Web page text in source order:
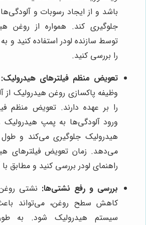
باشد و از ایجاد رسوبات و
جلوگیری کند. همواره از روغن
توسط سازنده لودر استفاده کنید
را بررسی کنید.
تعویض منظم فیلترهای هیدرولیک:
وظیفه پاکسازی روغن هیدرولیک از
را بر عهده دارند. تعویض منظم
ورود آلودگی‌ها به پمپ
هیدرولیک جلوگیری می‌کند و
می‌دهد. زمان تعویض فیلترهای
راهنمای لودر بررسی کنید و مطابق
بررسی و رفع نشتی‌ها: نشتی
کاهش سطح روغن، می‌تواند
سیستم هیدرولیک شود. به